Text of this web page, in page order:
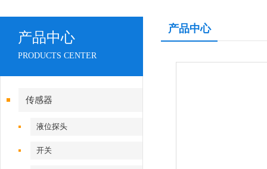
产品中心
PRODUCTS CENTER
传感器
液位探头
开关
产品中心